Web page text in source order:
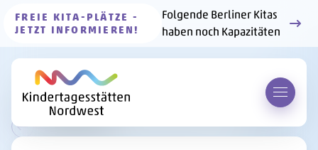
FREIE KITA-PLÄTZE -
JETZT INFORMIEREN!
Folgende Berliner Kitas
haben noch Kapazitäten
Zur Übersicht